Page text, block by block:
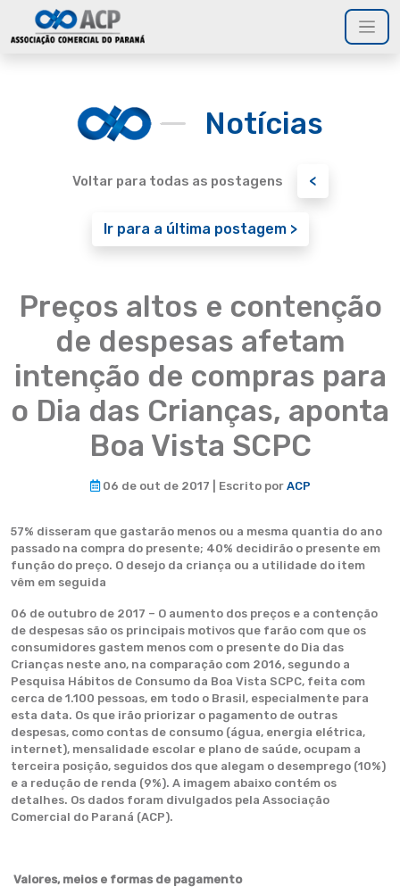
Notícias
Voltar para todas as postagens <
Ir para a última postagem >
Preços altos e contenção
de despesas afetam
intenção de compras para
o Dia das Crianças, aponta
Boa Vista SCPC
06 de out de 2017 | Escrito por ACP
57% disseram que gastarão menos ou a mesma quantia do ano
passado na compra do presente; 40% decidirão o presente em
função do preço. O desejo da criança ou a utilidade do item
vêm em seguida
06 de outubro de 2017 – O aumento dos preços e a contenção
de despesas são os principais motivos que farão com que os
consumidores gastem menos com o presente do Dia das
Crianças neste ano, na comparação com 2016, segundo a
Pesquisa Hábitos de Consumo da Boa Vista SCPC, feita com
cerca de 1.100 pessoas, em todo o Brasil, especialmente para
esta data. Os que irão priorizar o pagamento de outras
despesas, como contas de consumo (água, energia elétrica,
internet), mensalidade escolar e plano de saúde, ocupam a
terceira posição, seguidos dos que alegam o desemprego (10%)
e a redução de renda (9%). A imagem abaixo contém os
detalhes. Os dados foram divulgados pela Associação
Comercial do Paraná (ACP).
Valores, meios e formas de pagamento